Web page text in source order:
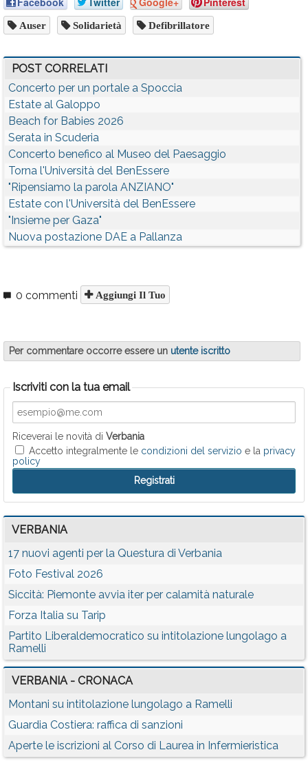
Auser Solidarietà Defibrillatore
POST CORRELATI
Concerto per un portale a Spoccia
Estate al Galoppo
Beach for Babies 2026
Serata in Scuderia
Concerto benefico al Museo del Paesaggio
Torna l'Università del BenEssere
"Ripensiamo la parola ANZIANO"
Estate con l'Università del BenEssere
"Insieme per Gaza"
Nuova postazione DAE a Pallanza
0 commenti Aggiungi Il Tuo
Per commentare occorre essere un utente iscritto
Iscriviti con la tua email
Riceverai le novità di Verbania
Accetto integralmente le condizioni del servizio e la privacy
policy
VERBANIA
17 nuovi agenti per la Questura di Verbania
Foto Festival 2026
Siccità: Piemonte avvia iter per calamità naturale
Forza Italia su Tarip
Partito Liberaldemocratico su intitolazione lungolago a
Ramelli
VERBANIA - CRONACA
Montani su intitolazione lungolago a Ramelli
Guardia Costiera: raffica di sanzioni
Aperte le iscrizioni al Corso di Laurea in Infermieristica